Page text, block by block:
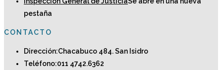
pestaña
CONTACTO
Dirección:Chacabuco 484. San Isidro
Teléfono:011 4742.6362